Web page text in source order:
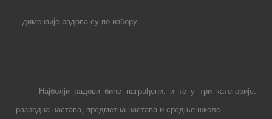
– димензије радова су по избору.
Најболји радови биће награђени, и то у три категорије:
разредна настава, предметна настава и средње школе.